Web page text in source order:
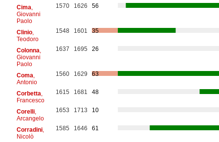
Cima
Giovanni
Paolo
1570 1626 56
Clinio,
Teodoro
1548 1601 35
Colonna
Giovanni
Paolo
1637 1695 26
Coma
Antonio
1560 1629 63
Corbetta
Francesco
1615 1681 48
Corelli,
Arcangelo
1653 1713 10
Corradini,
Nicolò
1585 1646 61